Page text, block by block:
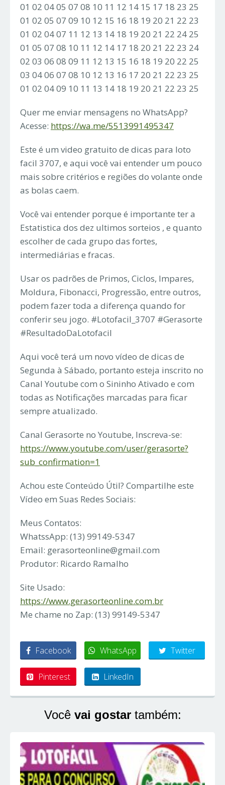
01 02 04 05 07 08 10 11 12 14 15 17 18 23 25
01 02 05 07 09 10 12 15 16 18 19 20 21 22 23
01 02 04 07 11 12 13 14 18 19 20 21 22 24 25
01 05 07 08 10 11 12 14 17 18 20 21 22 23 24
02 03 06 08 09 11 12 13 15 16 18 19 20 22 25
03 04 06 07 08 10 12 13 16 17 20 21 22 23 25
01 02 04 09 10 11 13 14 18 19 20 21 22 23 25
Quer me enviar mensagens no WhatsApp?
Acesse: https://wa.me/5513991495347
Este é um video gratuito de dicas para loto
facil 3707, e aqui você vai entender um pouco
mais sobre critérios e regiões do volante onde
as bolas caem.
Você vai entender porque é importante ter a
Estatistica dos dez ultimos sorteios , e quanto
escolher de cada grupo das fortes,
intermediárias e fracas.
Usar os padrões de Primos, Ciclos, Impares,
Moldura, Fibonacci, Progressão, entre outros,
podem fazer toda a diferença quando for
conferir seu jogo. #Lotofacil_3707 #Gerasorte
#ResultadoDaLotofacil
Aqui você terá um novo vídeo de dicas de
Segunda à Sábado, portanto esteja inscrito no
Canal Youtube com o Sininho Ativado e com
todas as Notificações marcadas para ficar
sempre atualizado.
Canal Gerasorte no Youtube, Inscreva-se:
https://www.youtube.com/user/gerasorte?
sub_confirmation=1
Achou este Conteúdo Útil? Compartilhe este
Vídeo em Suas Redes Sociais:
Meus Contatos:
WhatssApp: (13) 99149-5347
Email: gerasorteonline@gmail.com
Produtor: Ricardo Ramalho
Site Usado:
https://www.gerasorteonline.com.br
Me chame no Zap: (13) 99149-5347
Facebook WhatsApp Twitter
Pinterest LinkedIn
Você vai gostartambém: